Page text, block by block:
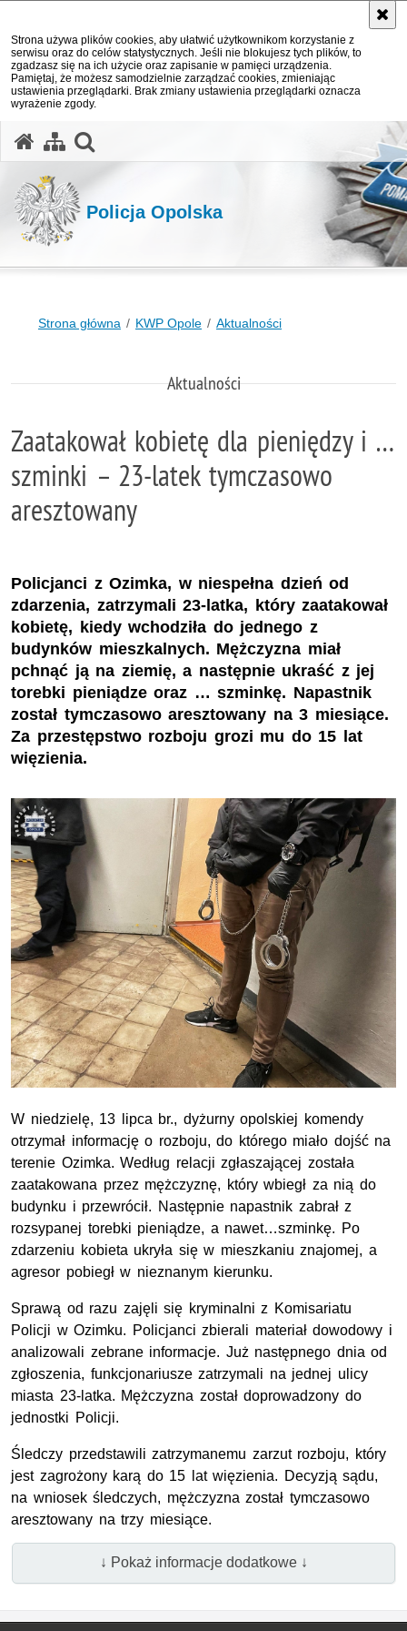
Strona używa plików cookies, aby ułatwić użytkownikom korzystanie z
serwisu oraz do celów statystycznych. Jeśli nie blokujesz tych plików, to
zgadzasz się na ich użycie oraz zapisanie w pamięci urządzenia.
Pamiętaj, że możesz samodzielnie zarządzać cookies, zmieniając
ustawienia przeglądarki. Brak zmiany ustawienia przeglądarki oznacza
wyrażenie zgody.
Policja Opolska
Strona główna KWP Opole Aktualności
Aktualności
Zaatakował kobietę dla pieniędzy i …
szminki – 23-latek tymczasowo
aresztowany
Policjanci z Ozimka, w niespełna dzień od
zdarzenia, zatrzymali 23-latka, który zaatakował
kobietę, kiedy wchodziła do jednego z
budynków mieszkalnych. Mężczyzna miał
pchnąć ją na ziemię, a następnie ukraść z jej
torebki pieniądze oraz … szminkę. Napastnik
został tymczasowo aresztowany na 3 miesiące.
Za przestępstwo rozboju grozi mu do 15 lat
więzienia.
W niedzielę, 13 lipca br., dyżurny opolskiej komendy
otrzymał informację o rozboju, do którego miało dojść na
terenie Ozimka. Według relacji zgłaszającej została
zaatakowana przez mężczyznę, który wbiegł za nią do
budynku i przewrócił. Następnie napastnik zabrał z
rozsypanej torebki pieniądze, a nawet…szminkę. Po
zdarzeniu kobieta ukryła się w mieszkaniu znajomej, a
agresor pobiegł w nieznanym kierunku.
Sprawą od razu zajęli się kryminalni z Komisariatu
Policji w Ozimku. Policjanci zbierali materiał dowodowy i
analizowali zebrane informacje. Już następnego dnia od
zgłoszenia, funkcjonariusze zatrzymali na jednej ulicy
miasta 23-latka. Mężczyzna został doprowadzony do
jednostki Policji.
Śledczy przedstawili zatrzymanemu zarzut rozboju, który
jest zagrożony karą do 15 lat więzienia. Decyzją sądu,
na wniosek śledczych, mężczyzna został tymczasowo
aresztowany na trzy miesiące.
↓ Pokaż informacje dodatkowe ↓